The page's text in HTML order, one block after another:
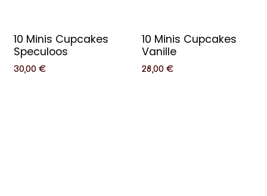
10 Minis Cupcakes
Speculoos
30,00 €
10 Minis Cupcakes
Vanille
28,00€